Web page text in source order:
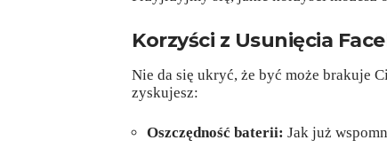
Korzyści z Usunięcia
Nie da się ukryć, że być może brakuje
zyskujesz:
Oszczędność baterii: Jak już